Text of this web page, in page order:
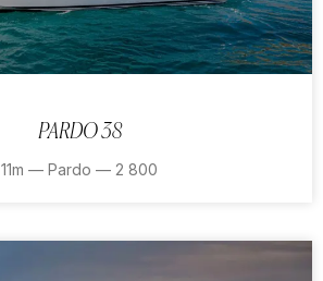
PARDO 38
11m — Pardo — 2 800